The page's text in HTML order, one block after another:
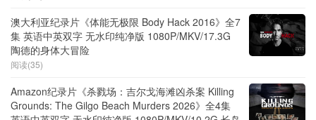
澳大利亚纪录片《体能无极限 Body Hack 2016》全7
集 英语中英双字 无水印纯净版 1080P/MKV/17.3G
陶德的身体大冒险
阅读(35)
Amazon纪录片《杀戮场：吉尔戈海滩凶杀案 Killing
Grounds: The Gilgo Beach Murders 2026》全4集